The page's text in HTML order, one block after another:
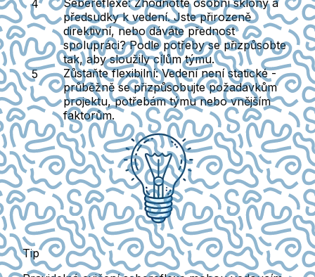
předsudky k vedení. Jste přirozeně
direktivní, nebo dáváte přednost
spolupráci? Podle potřeby se přizpůsobte
tak, aby sloužily cílům týmu.
Zůstaňte flexibilní: Vedení není statické -
průběžně se přizpůsobujte požadavkům
projektu, potřebám týmu nebo vnějším
faktorům.
Tip